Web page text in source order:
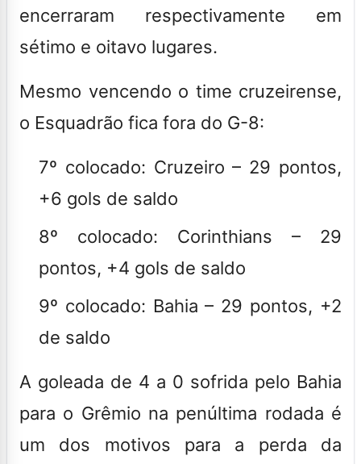
encerraram respectivamente em
sétimo e oitavo lugares.
Mesmo vencendo o time cruzeirense,
o Esquadrão fica fora do G-8:
7º colocado: Cruzeiro – 29 pontos,
+6 gols de saldo
8º colocado: Corinthians – 29
pontos, +4 gols de saldo
9º colocado: Bahia – 29 pontos, +2
de saldo
A goleada de 4 a 0 sofrida pelo Bahia
para o Grêmio na penúltima rodada é
um dos motivos para a perda da